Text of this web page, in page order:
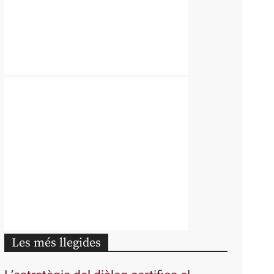
Les més llegides